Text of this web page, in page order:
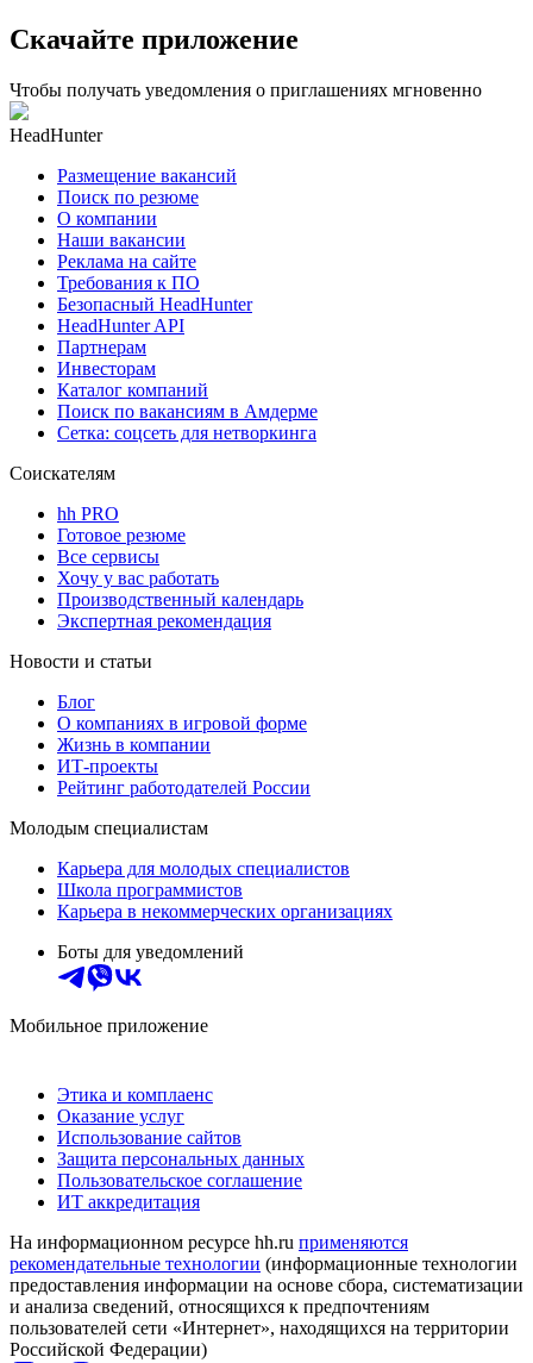
Скачайте приложение
Чтобы получать уведомления о приглашениях мгновенно
HeadHunter
Размещение вакансий
Поиск по резюме
О компании
Наши вакансии
Реклама на сайте
Требования к ПО
Безопасный HeadHunter
HeadHunter API
Партнерам
Инвесторам
Каталог компаний
Поиск по вакансиям в Амдерме
Сетка: соцсеть для нетворкинга
Соискателям
hh PRO
Готовое резюме
Все сервисы
Хочу у вас работать
Производственный календарь
Экспертная рекомендация
Новости и статьи
Блог
О компаниях в игровой форме
Жизнь в компании
ИТ-проекты
Рейтинг работодателей России
Молодым специалистам
Карьера для молодых специалистов
Школа программистов
Карьера в некоммерческих организациях
Боты для уведомлений
Мобильное приложение
Этика и комплаенс
Оказание услуг
Использование сайтов
Защита персональных данных
Пользовательское соглашение
ИТ аккредитация
На информационном ресурсе hh.ru применяются
рекомендательные технологии (информационные технологии
предоставления информации на основе сбора, систематизации
и анализа сведений, относящихся к предпочтениям
пользователей сети «Интернет», находящихся на территории
Российской Федерации)